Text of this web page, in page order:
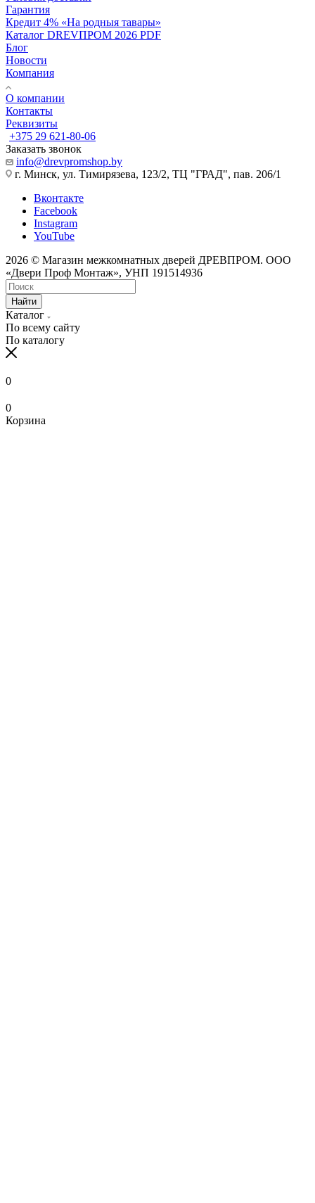
Гарантия
Кредит 4% «На родныя тавары»
Каталог DREVПРОМ 2026 PDF
Блог
Новости
Компания
О компании
Контакты
Реквизиты
+375 29 621-80-06
Заказать звонок
info@drevpromshop.by
г. Минск, ул. Тимирязева, 123/2, ТЦ "ГРАД", пав. 206/1
Вконтакте
Facebook
Instagram
YouTube
2026 © Магазин межкомнатных дверей ДРЕВПРОМ. ООО
«Двери Проф Монтаж», УНП 191514936
Найти
Каталог
По всему сайту
По каталогу
0
0
Корзина